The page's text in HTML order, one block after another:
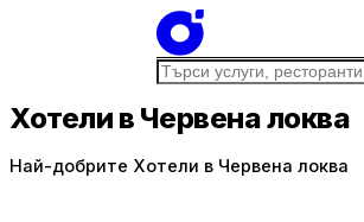
Хотели в Червена локва
Най-добрите Хотели в Червена локва